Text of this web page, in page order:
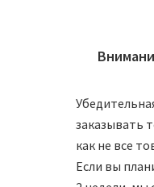
заказывать
как не все
Если вы